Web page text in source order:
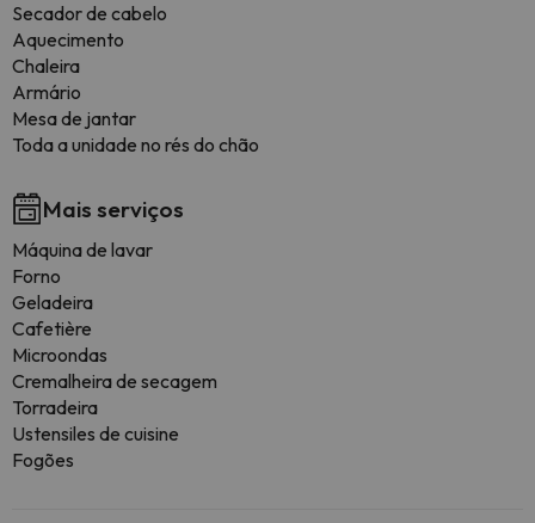
Secador de cabelo
Aquecimento
Chaleira
Armário
Mesa de jantar
Toda a unidade no rés do chão
Mais serviços
Máquina de lavar
Forno
Geladeira
Cafetière
Microondas
Cremalheira de secagem
Torradeira
Ustensiles de cuisine
Fogões